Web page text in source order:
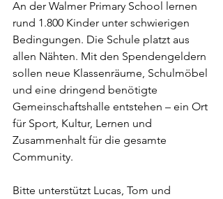
An der Walmer Primary School lernen
rund 1.800 Kinder unter schwierigen
Bedingungen. Die Schule platzt aus
allen Nähten. Mit den Spendengeldern
sollen neue Klassenräume, Schulmöbel
und eine dringend benötigte
Gemeinschaftshalle entstehen – ein Ort
für Sport, Kultur, Lernen und
Zusammenhalt für die gesamte
Community.
Bitte unterstützt Lucas, Tom und